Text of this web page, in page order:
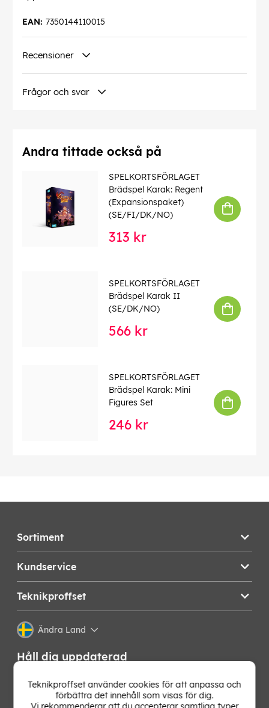
7350144110015
EAN:
Recensioner
Frågor och svar
Andra tittade också på
SPELKORTSFÖRLAGET
Brädspel Karak: Regent
(Expansionspaket)
(SE/FI/DK/NO)
313 kr
SPELKORTSFÖRLAGET
Brädspel Karak II
(SE/DK/NO)
566 kr
SPELKORTSFÖRLAGET
Brädspel Karak: Mini
Figures Set
246 kr
Sortiment
Kundservice
Teknikproffset
Ändra Land
Håll dig uppdaterad
Få de senaste nyheterna, hetaste erbjudandena och
bästa tipsen från oss direkt i din mejlkorg. Signa upp på
vårt nyhetsbrev!
Teknikproffset använder cookies för att anpassa och
förbättra det innehåll som visas för dig.